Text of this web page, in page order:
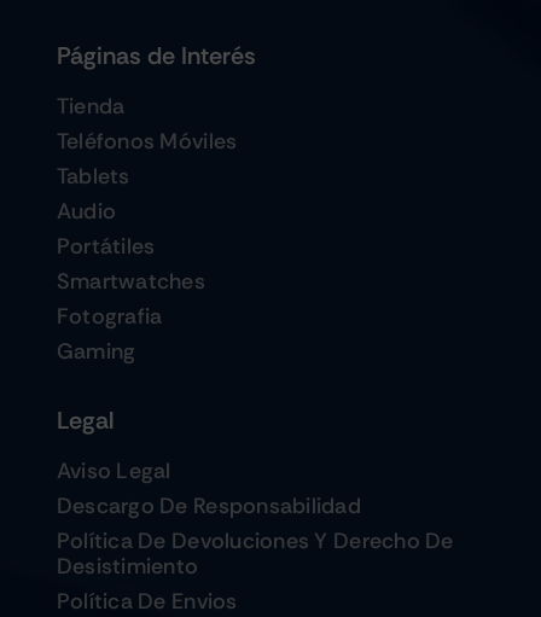
Páginas de Interés
Tienda
Teléfonos Móviles
Tablets
Audio
Portátiles
Smartwatches
Fotografia
Gaming
Legal
Aviso Legal
Descargo De Responsabilidad
Política De Devoluciones Y Derecho De
Desistimiento
Política De Envios